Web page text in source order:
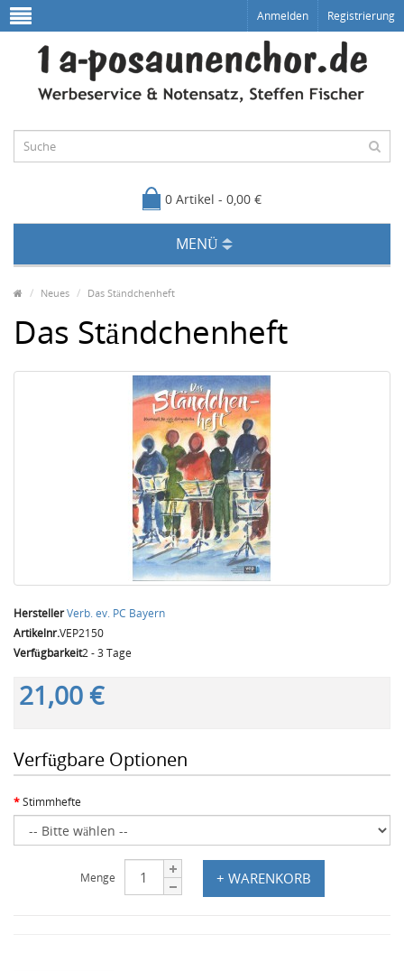
Anmelden Registrierung
0 Artikel - 0,00 €
MENÜ
Neues Das Ständchenheft
Das Ständchenheft
HerstellerVerb. ev. PC Bayern
Artikelnr.VEP2150
Verfügbarkeit2 - 3 Tage
21,00 €
Verfügbare Optionen
Stimmhefte
Menge + WARENKORB